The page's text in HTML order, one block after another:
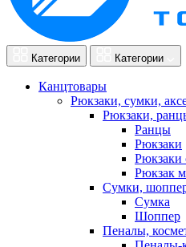
Категории Категории
Канцтовары
Рюкзаки, сумки,
Рюкзаки,
Ранцы
Рюкзаки
Рюкзаки
Рюкзак
Сумки,
Сумка
Шоппер
Пеналы,